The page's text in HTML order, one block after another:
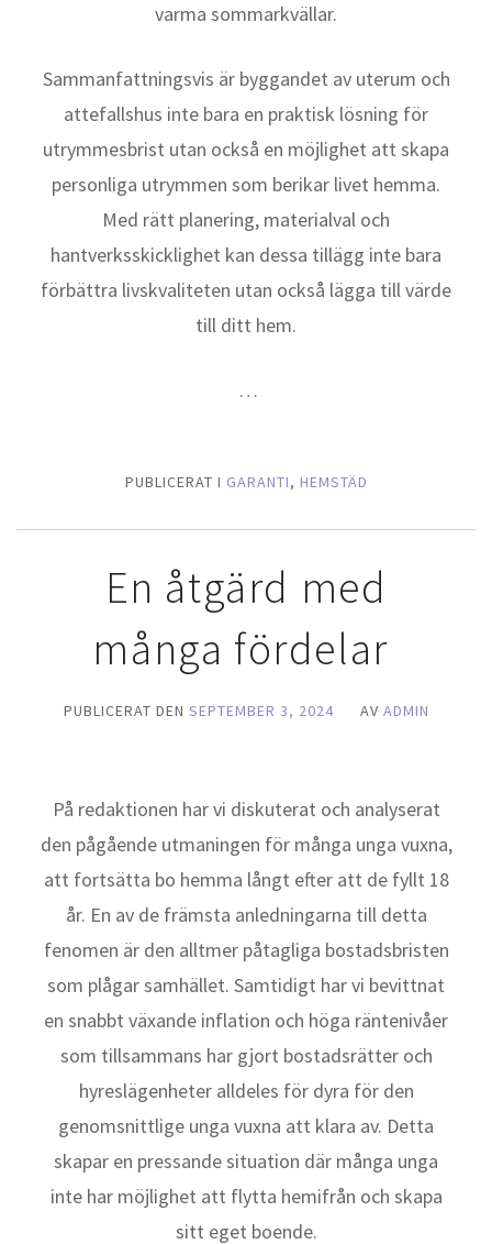
varma sommarkvällar.
Sammanfattningsvis är byggandet av uterum och
attefallshus inte bara en praktisk lösning för
utrymmesbrist utan också en möjlighet att skapa
personliga utrymmen som berikar livet hemma.
Med rätt planering, materialval och
hantverksskicklighet kan dessa tillägg inte bara
förbättra livskvaliteten utan också lägga till värde
till ditt hem.
…
PUBLICERAT I GARANTI, HEMSTÄD
En åtgärd med
många fördelar
PUBLICERAT DEN SEPTEMBER 3, 2024 AV ADMIN
På redaktionen har vi diskuterat och analyserat
den pågående utmaningen för många unga vuxna,
att fortsätta bo hemma långt efter att de fyllt 18
år. En av de främsta anledningarna till detta
fenomen är den alltmer påtagliga bostadsbristen
som plågar samhället. Samtidigt har vi bevittnat
en snabbt växande inflation och höga räntenivåer
som tillsammans har gjort bostadsrätter och
hyreslägenheter alldeles för dyra för den
genomsnittlige unga vuxna att klara av. Detta
skapar en pressande situation där många unga
inte har möjlighet att flytta hemifrån och skapa
sitt eget boende.